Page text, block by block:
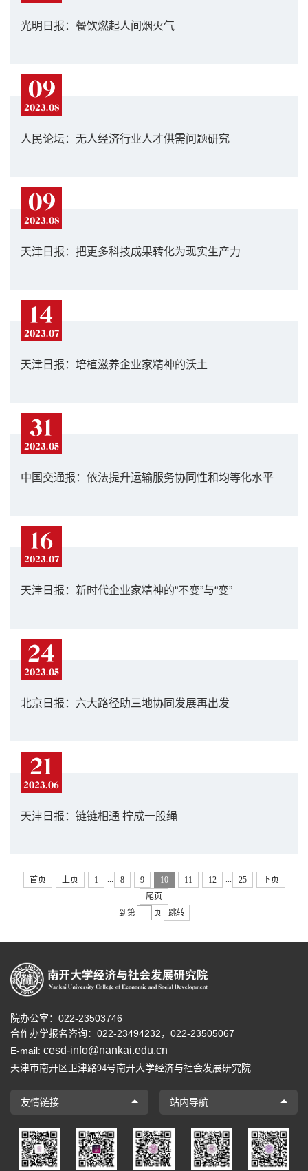
光明日报：餐饮燃起人间烟火气
09
2023.08
人民论坛：无人经济行业人才供需问题研究
09
2023.08
天津日报：把更多科技成果转化为现实生产力
14
2023.07
天津日报：培植滋养企业家精神的沃土
31
2023.05
中国交通报：依法提升运输服务协同性和均等化水平
16
2023.07
天津日报：新时代企业家精神的“不变”与“变”
24
2023.05
北京日报：六大路径助三地协同发展再出发
21
2023.06
天津日报：链链相通 拧成一股绳
首页 上页 1 8 9 10 11 12 25
下页
尾页
到第
页 跳转
院办公室：022-23503746
合作办学报名咨询： 022-23494232， 022-23505067
E-mail: cesd-info@nankai.edu.cn
天津市南开区卫津路94号南开大学经济与社会发展研究院
友情链接 站内导航